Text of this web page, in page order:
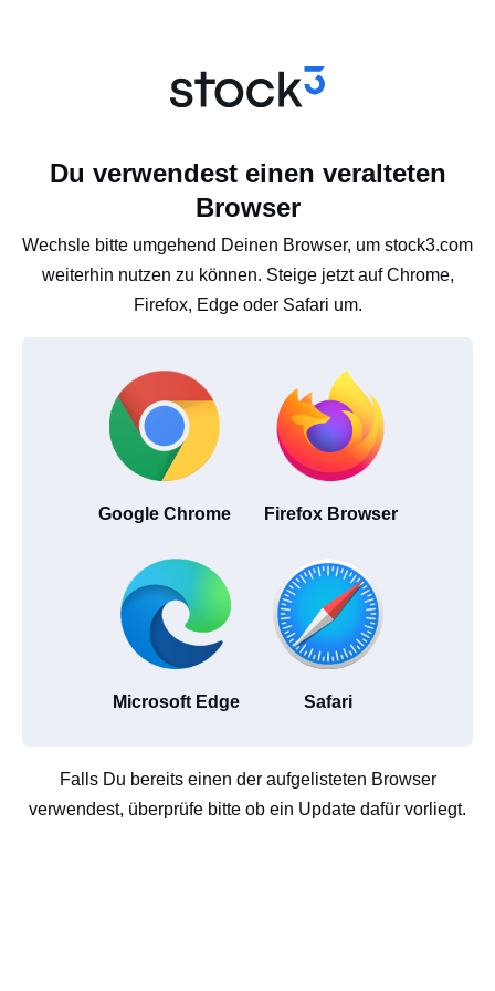
Du verwendest einen veralteten
Browser
Wechsle bitte umgehend Deinen Browser, um stock3.com
weiterhin nutzen zu können. Steige jetzt auf Chrome,
Firefox, Edge oder Safari um.
Google Chrome Firefox Browser
Microsoft Edge Safari
Falls Du bereits einen der aufgelisteten Browser
verwendest, überprüfe bitte ob ein Update dafür vorliegt.